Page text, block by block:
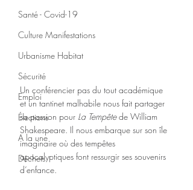
Santé - Covid-19
Culture Manifestations
Urbanisme Habitat
Sécurité
Emploi
Élections
A la une
Déchets
Un conférencier pas du tout académique
et un tantinet malhabile nous fait partager
sa passion pour La Tempête de William
Shakespeare. Il nous embarque sur son île
imaginaire où des tempêtes
apocalyptiques font ressurgir ses souvenirs
d’enfance.